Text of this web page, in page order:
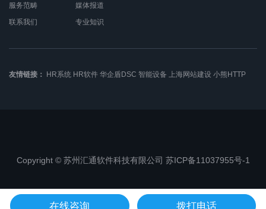
服务范畴
联系我们
媒体报道
专业知识
友情链接： HR系统 HR软件 华企盾DSC 智能设备 上海网站建设 小熊HTTP
在线咨询 拨打电话
Copyright © 苏州汇通软件科技有限公司 苏ICP备11037955号-1
苏公网安备32050802010368